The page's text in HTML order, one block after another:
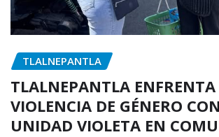
TLALNEPANTLA
TLALNEPANTLA
VIOLENCIA DE GÉNERO
UNIDAD VIOLETA EN